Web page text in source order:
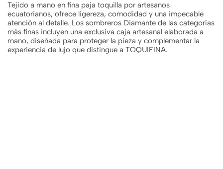
Tejido a mano en fina paja toquilla por artesanos
ecuatorianos, ofrece ligereza, comodidad y una impecable
atención al detalle. Los sombreros Diamante de las categorías
más finas incluyen una exclusiva caja artesanal elaborada a
mano, diseñada para proteger la pieza y complementar la
experiencia de lujo que distingue a TOQUIFINA.